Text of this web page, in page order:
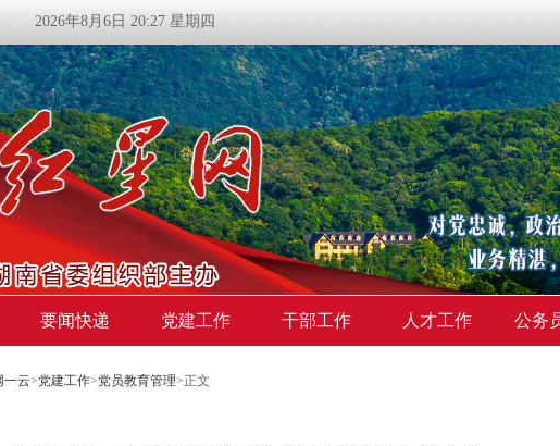
2026年8月6日 20:27 星期四
要闻快递 党建工作 干部工作 人才工作 公务
一云>党建工作>党员教育管理>正文